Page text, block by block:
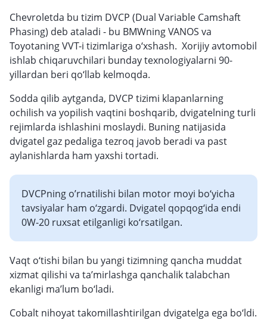
Chevroletda bu tizim DVCP (Dual Variable Camshaft
Phasing) deb ataladi - bu BMWning VANOS va
Toyotaning VVT-i tizimlariga o‘xshash. Xorijiy avtomobil
ishlab chiqaruvchilari bunday texnologiyalarni 90-
yillardan beri qo‘llab kelmoqda.
Sodda qilib aytganda, DVCP tizimi klapanlarning
ochilish va yopilish vaqtini boshqarib, dvigatelning turli
rejimlarda ishlashini moslaydi. Buning natijasida
dvigatel gaz pedaliga tezroq javob beradi va past
aylanishlarda ham yaxshi tortadi.
DVCPning o’rnatilishi bilan motor moyi bo‘yicha
tavsiyalar ham o‘zgardi. Dvigatel qopqog‘ida endi
0W-20 ruxsat etilganligi ko‘rsatilgan.
Vaqt o‘tishi bilan bu yangi tizimning qancha muddat
xizmat qilishi va ta’mirlashga qanchalik talabchan
ekanligi ma’lum bo‘ladi.
Cobalt nihoyat takomillashtirilgan dvigatelga ega bo‘ldi.